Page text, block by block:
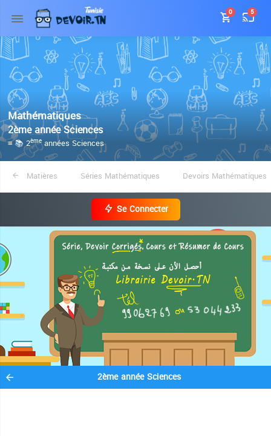
0 5
Mathématiques
2ème année Sciences
≡ 📚 2èmeannées Sciences
Matières Séries Mathématiques Devoirs Mathématiques
Se Connecter
2ème année Sciences